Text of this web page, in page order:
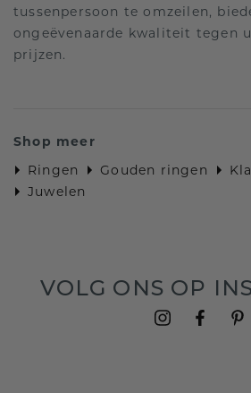
tussenpersoon te omzeilen,
ongeëvenaarde kwaliteit tegen
prijzen.
Shop meer
Ringen
Gouden ringen
Juwelen
VOLG ONS OP